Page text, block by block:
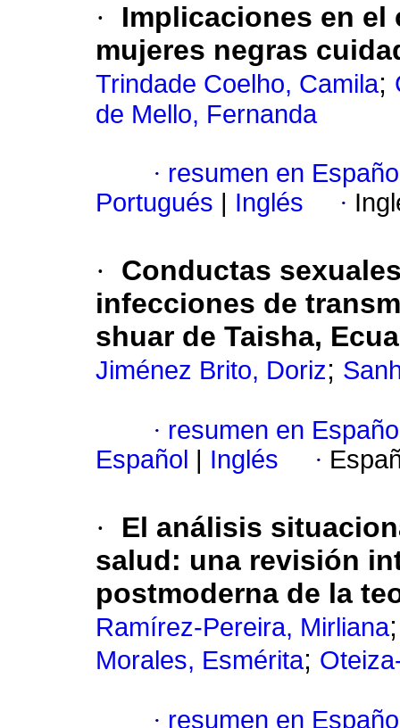
·
Implicaciones en
mujeres negras
Trindade Coelho, Camila;
de Mello, Fernanda
· resumen en
Portugués
Inglés ·
·
Conductas
infecciones de
shuar de Taisha,
Jiménez Brito, Doriz;
· resumen en
Español
Inglés ·
·
El análisis
salud: una revisión
postmoderna de la
Ramírez-Pereira, Mirliana
Morales, Esmérita;
· resumen en